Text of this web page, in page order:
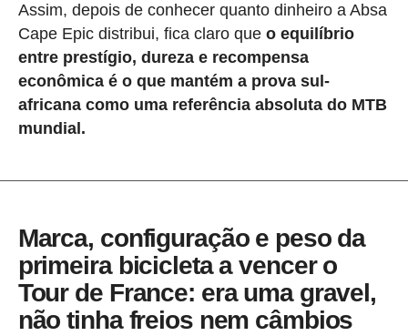
Assim, depois de conhecer quanto dinheiro a Absa
Cape Epic distribui, fica claro que o equilíbrio
entre prestígio, dureza e recompensa
econômica é o que mantém a prova sul-
africana como uma referência absoluta do MTB
mundial.
Marca, configuração e peso da
primeira bicicleta a vencer o
Tour de France: era uma gravel,
não tinha freios nem câmbios